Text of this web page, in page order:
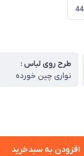
44
طرح روی لباس :
نواری چین خورده
افزودن به سبدخرید